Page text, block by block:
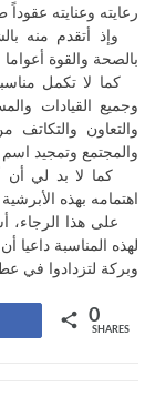
رعايته وعنايته
وإذ أتقدم منه
بالصحة والقوة أعواما
كما لا تكمل
وجميع القيادات
والتعاون
والمجتمع وتمجيد
كما لا بد لي أن
اهتمامه بهذه
على هذا الرجاء،
لهذه المناسبة
وبركة لتزدادوا في
0
SHARES